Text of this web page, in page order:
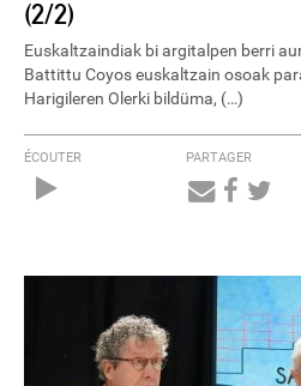
(2/2)
Euskaltzaindiak bi argitalpen berri
Battittu Coyos euskaltzain osoak
Harigileren Olerki bildüma, (…)
ÉCOUTER PARTAGER